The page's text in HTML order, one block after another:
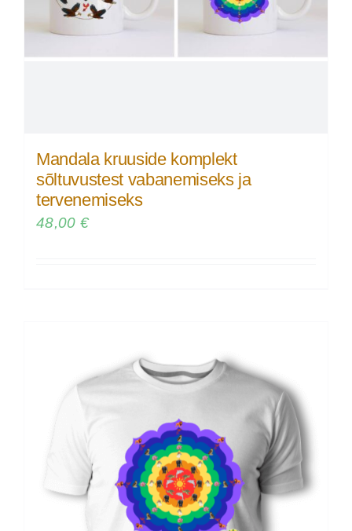
Mandala kruuside komplekt
sõltuvustest vabanemiseks ja
tervenemiseks
48,00 €